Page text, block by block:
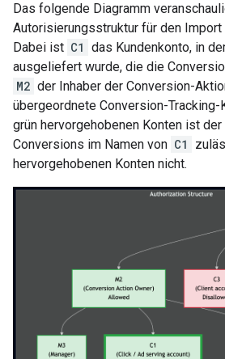
Das folgende Diagramm
Autorisierungsstruktur für den Import
Dabei ist C1 das Kundenkonto, in
ausgeliefert wurde, die die
M2 der Inhaber der Conversion-
übergeordnete Conversion-Tracking-
grün hervorgehobenen Konten ist
Conversions im Namen von C1
hervorgehobenen Konten nicht.